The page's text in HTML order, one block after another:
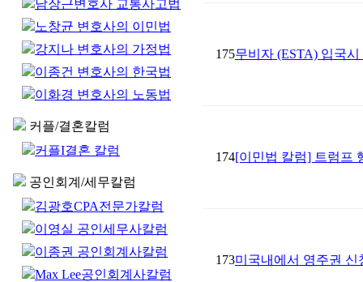
남장근변호사 교통사고법
노창균 변호사의 이민법
강지나 변호사의 가정법
이종건 변호사의 한국법
이화경 변호사의 노동법
커플/결혼칼럼
커플I결혼 칼럼
공인회계/세무칼럼
김광호CPA전문가칼럼
이영실 공인세무사칼럼
이종권 공인회계사칼럼
Max Lee공인회계사칼럼
175무비자 (ESTA) 입국
174[이민법 칼럼] 트럼프
173미국내에서 영주권 신